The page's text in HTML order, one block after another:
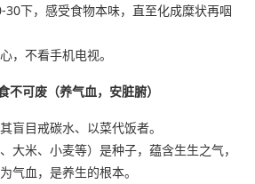
30下，感受食物本味，直至化成糜状再咽
，不看手机电视。
不可废（养气血，安脏腑）
盲目戒碳水、以菜代饭者。
大米、小麦等）是种子，蕴含生生之气，
气血，是养生的根本。